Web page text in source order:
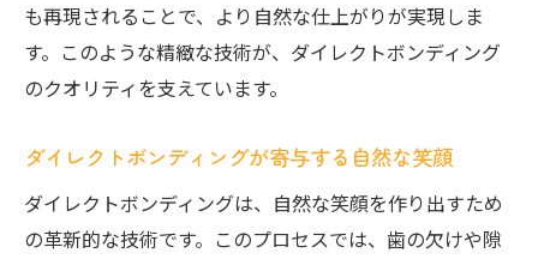
も再現されることで、より自然な仕上がりが実現しま
す。このような精緻な技術が、ダイレクトボンディング
のクオリティを支えています。
ダイレクトボンディングが寄与する自然な笑顔
ダイレクトボンディングは、自然な笑顔を作り出すため
の革新的な技術です。このプロセスでは、歯の欠けや隙